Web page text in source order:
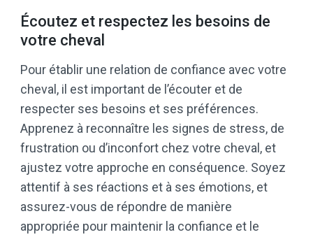
Écoutez et respectez les besoins de
votre cheval
Pour établir une relation de confiance avec votre
cheval, il est important de l’écouter et de
respecter ses besoins et ses préférences.
Apprenez à reconnaître les signes de stress, de
frustration ou d’inconfort chez votre cheval, et
ajustez votre approche en conséquence. Soyez
attentif à ses réactions et à ses émotions, et
assurez-vous de répondre de manière
appropriée pour maintenir la confiance et le